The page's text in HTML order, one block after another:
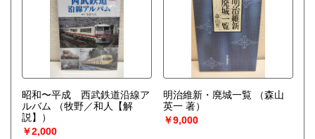
昭和〜平成 西武鉄道沿線ア
ルバム
（牧野／和人【解
説】）
￥2,000
明治維新・廃城一覧
（森山
英一 著）
￥9,000